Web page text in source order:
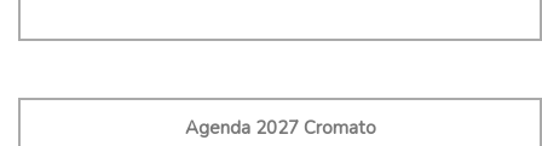
Agenda 2027 Cromato